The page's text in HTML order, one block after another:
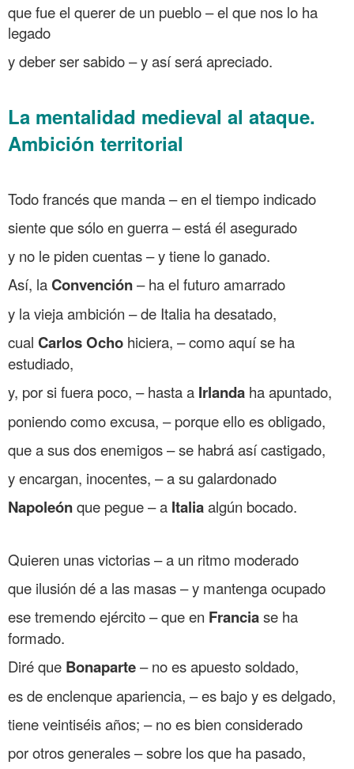
que fue el querer de un pueblo – el que nos lo ha
legado
y deber ser sabido – y así será apreciado.
La mentalidad medieval al ataque.
Ambición territorial
Todo francés que manda – en el tiempo indicado
siente que sólo en guerra – está él asegurado
y no le piden cuentas – y tiene lo ganado.
Así, laConvención– ha el futuro amarrado
y la vieja ambición – de Italia ha desatado,
cual CarlosOcho hiciera, – como aquí se ha
estudiado,
y, por si fuera poco, – hasta a Irlanda ha apuntado,
poniendo como excusa, – porque ello es obligado,
que a sus dos enemigos – se habrá así castigado,
y encargan, inocentes, – a su galardonado
Napoleónque pegue – a Italiaalgún bocado.
Quieren unas victorias – a un ritmo moderado
que ilusión dé a las masas – y mantenga ocupado
ese tremendo ejército – que en Franciase ha
formado.
Diré que Bonaparte– no es apuesto soldado,
es de enclenque apariencia, – es bajo y es delgado,
tiene veintiséis años; – no es bien considerado
por otros generales – sobre los que ha pasado,